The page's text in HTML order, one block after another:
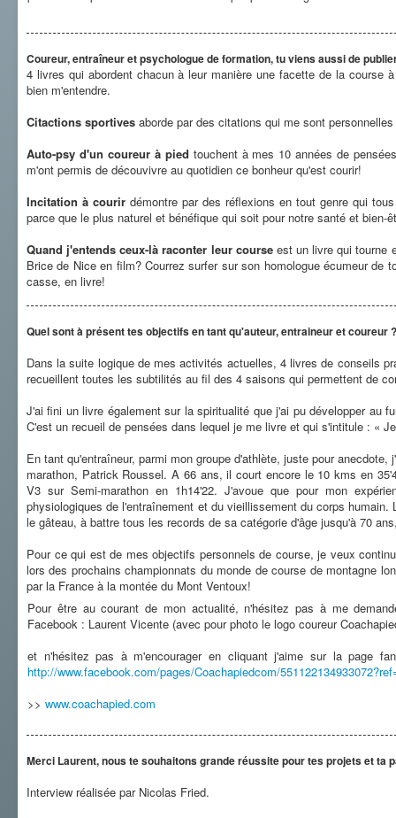
Coureur, entraîneur et psychologue de formation, tu viens aussi de
4 livres qui abordent chacun à leur manière une facette de la
bien m'entendre.
Citactions sportives aborde par des citations qui me sont
Auto-psy d'un coureur à pied touchent à mes 10 années de
m'ont permis de découvivre au quotidien ce bonheur qu'est courir!
Incitation à courir démontre par des réflexions en tout genre qui
parce que le plus naturel et bénéfique qui soit pour notre santé et bien-
Quand j'entends ceux-là raconter leur courseest un livre qui tourne
Brice de Nice en film? Courrez surfer sur son homologue écumeur
casse, en livre!
Quel sont à présent tes objectifs en tant qu'auteur, entraineur et coureur ?
Dans la suite logique de mes activités actuelles, 4 livres de conseils
recueillent toutes les subtilités au fil des 4 saisons qui permettent de
J'ai fini un livre également sur la spiritualité que j'ai pu développer au
C'est un recueil de pensées dans lequel je me livre et qui s'intitule : «
En tant qu'entraîneur, parmi mon groupe d'athlète, juste pour
marathon, Patrick Roussel. A 66 ans, il court encore le 10 kms en
V3 sur Semi-marathon en 1h14'22. J'avoue que pour mon
physiologiques de l'entraînement et du vieillissement du corps
le gâteau, à battre tous les records de sa catégorie d'âge jusqu'à 70
Pour ce qui est de mes objectifs personnels de course, je veux
lors des prochains championnats du monde de course de montagne
par la France à la montée du Mont Ventoux!
Pour être au courant de mon actualité, n'hésitez pas à me
Facebook : Laurent Vicente (avec pour photo le logo coureur
et n'hésitez pas à m'encourager en cliquant j'aime sur la page
http://www.facebook.com/pages/Coachapiedcom/
>> www.coachapied.com
Merci Laurent, nous te souhaitons grande réussite pour tes projets et ta
Interview réalisée par Nicolas Fried.